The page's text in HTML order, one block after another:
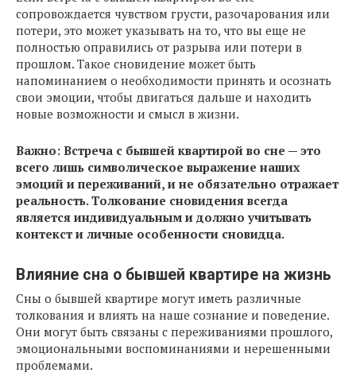
сопровождается чувством грусти, разочарования или
потери, это может указывать на то, что вы еще не
полностью оправились от разрыва или потери в
прошлом. Такое сновидение может быть
напоминанием о необходимости принять и осознать
свои эмоции, чтобы двигаться дальше и находить
новые возможности и смысл в жизни.
Важно: Встреча с бывшей квартирой во сне — это
всего лишь символическое выражение наших
эмоций и переживаний, и не обязательно отражает
реальность. Толкование сновидения всегда
является индивидуальным и должно учитывать
контекст и личные особенности сновидца.
Влияние сна о бывшей квартире на жизнь
Сны о бывшей квартире могут иметь различные
толкования и влиять на наше сознание и поведение.
Они могут быть связаны с переживаниями прошлого,
эмоциональными воспоминаниями и нерешенными
проблемами.